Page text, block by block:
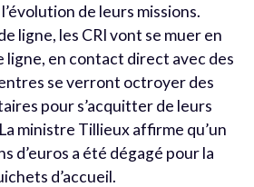
de leurs missions.
ligne, les CRI vont se muer en
ligne, en contact direct avec des
se verront octroyer des
pour s’acquitter de leurs
ministre Tillieux affirme qu’un
d’euros a été dégagé pour la
d’accueil.